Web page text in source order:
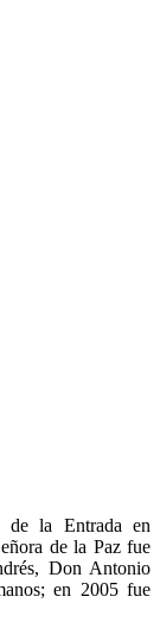
de la Entrada en
de la Paz fue
Don Antonio
en 2005 fue